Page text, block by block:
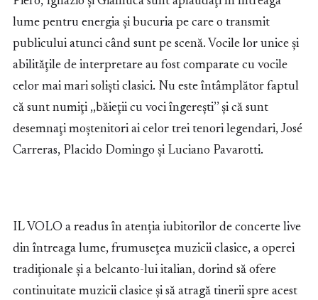
lume pentru energia și bucuria pe care o transmit
publicului atunci când sunt pe scenă. Vocile lor unice şi
abilităţile de interpretare au fost comparate cu vocile
celor mai mari soliști clasici. Nu este întâmplător faptul
că sunt numiţi ,,băieţii cu voci îngereşti’’ şi că sunt
desemnaţi moştenitori ai celor trei tenori legendari, José
Carreras, Placido Domingo și Luciano Pavarotti.
IL VOLO a readus în atenția iubitorilor de concerte live
din întreaga lume, frumuseţea muzicii clasice, a operei
tradiţionale şi a belcanto-lui italian, dorind să ofere
continuitate muzicii clasice şi să atragă tinerii spre acest